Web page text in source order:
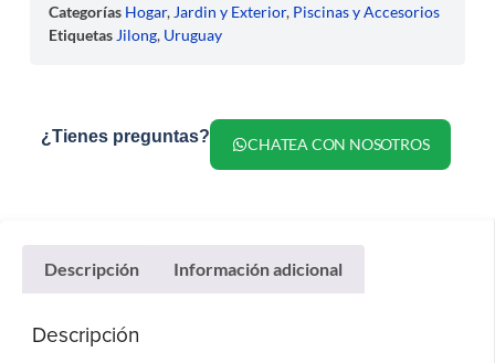
Categorías Hogar, Jardin y Exterior, Piscinas y Accesorios
Etiquetas Jilong, Uruguay
¿Tienes preguntas? CHATEA CON NOSOTROS
Descripción Información adicional
Descripción